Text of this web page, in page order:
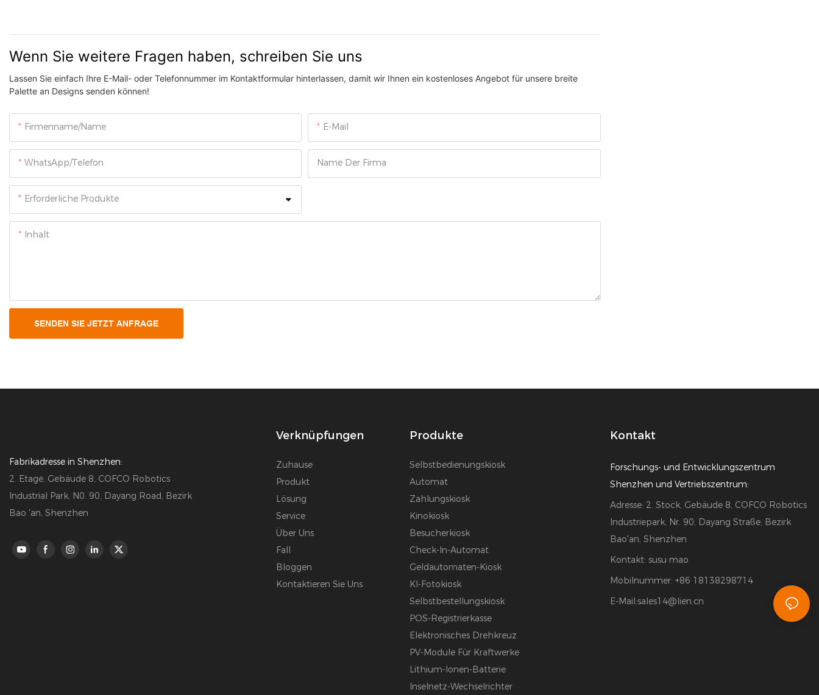
Wenn Sie weitere Fragen haben, schreiben Sie uns
Lassen Sie einfach Ihre E-Mail- oder Telefonnummer im Kontaktformular hinterlassen, damit wir Ihnen ein kostenloses Angebot für unsere breite
Palette an Designs senden können!
Firmenname/Name E-Mail
WhatsApp/Telefon Name Der Firma
Erforderliche Produkte
Inhalt
SENDEN SIE JETZT ANFRAGE
Fabrikadresse in Shenzhen:
2. Etage, Gebäude 8, COFCO Robotics
Industrial Park, N0. 90, Dayang Road, Bezirk
Bao 'an, Shenzhen
Verknüpfungen
Zuhause
Produkt
Lösung
Service
Über Uns
Fall
Bloggen
Kontaktieren Sie Uns
Produkte
Selbstbedienungskiosk
Automat
Zahlungskiosk
Kinokiosk
Besucherkiosk
Check-In-Automat
Geldautomaten-Kiosk
KI-Fotokiosk
Selbstbestellungskiosk
POS-Registrierkasse
Elektronisches Drehkreuz
PV-Module Für Kraftwerke
Lithium-Ionen-Batterie
Inselnetz-Wechselrichter
Kontakt
Forschungs- und Entwicklungszentrum
Shenzhen und Vertriebszentrum:
Adresse: 2. Stock, Gebäude 8, COFCO Robotics
Industriepark, Nr. 90, Dayang Straße, Bezirk
Bao'an, Shenzhen
Kontakt: susu mao
Mobilnummer: +86 18138298714
E-Mail:sales14@lien.cn